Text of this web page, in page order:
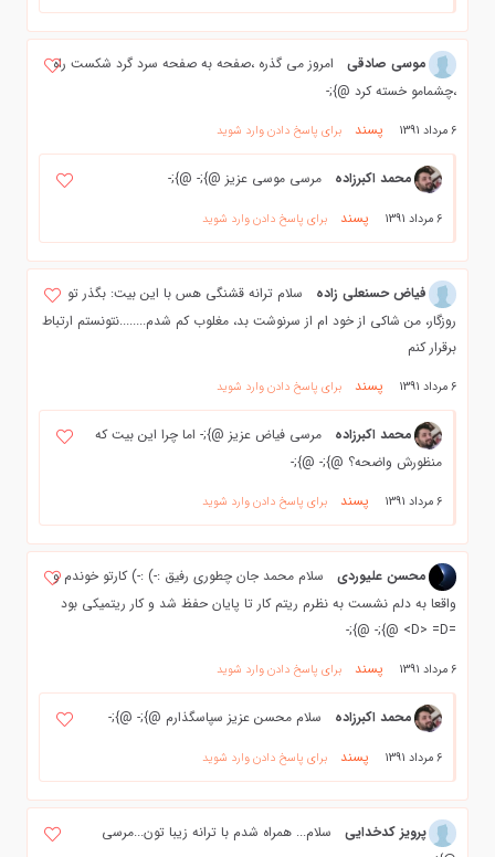
موسی صادقی
امروز می گذره ،صفحه به صفحه سرد گرد شکست راه
،چشمامو خسته کرد @};-
6 مرداد 1391 پسند برای پاسخ دادن وارد شوید
محمد اکبرزاده مرسی موسی عزیز @};- @};-
6 مرداد 1391 پسند برای پاسخ دادن وارد شوید
فياض حسنعلي زاده
سلام ترانه قشنگي هس با اين بيت: بگذر تو
روزگار، من شاکی از خود ام از سرنوشت بد، مغلوب کم شدم........نتونستم ارتباط
برقرار كنم
6 مرداد 1391 پسند برای پاسخ دادن وارد شوید
محمد اکبرزاده
مرسی فیاض عزیز @};- اما چرا این بیت که
منظورش واضحه؟ @};- @};-
6 مرداد 1391 پسند برای پاسخ دادن وارد شوید
محسن علیوردی
سلام محمد جان چطوری رفیق :-) :-) کارتو خوندم و
واقعا به دلم نشست به نظرم ریتم کار تا پایان حفظ شد و کار ریتمیکی بود
=D> =D> @};- @};-
6 مرداد 1391 پسند برای پاسخ دادن وارد شوید
محمد اکبرزاده سلام محسن عزیز سپاسگذارم @};- @};-
6 مرداد 1391 پسند برای پاسخ دادن وارد شوید
پرویز کدخدایی
سلام... همراه شدم با ترانه زیبا تون...مرسی